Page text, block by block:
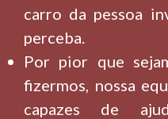
carro da pessoa
perceba.
Por pior que
fizermos, nossa
capazes de